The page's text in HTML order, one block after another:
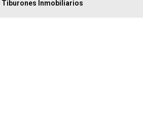
Tiburones Inmobiliarios